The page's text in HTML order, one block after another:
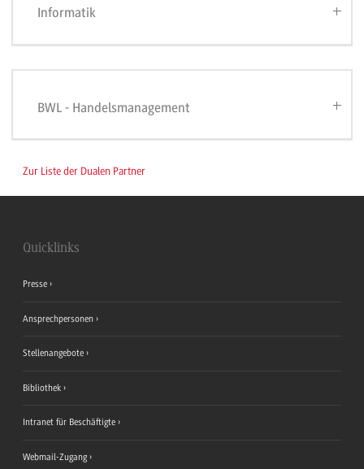
Informatik
BWL - Handelsmanagement
Zur Liste der Dualen Partner
Quicklinks
Presse
Ansprechpersonen
Stellenangebote
Bibliothek
Intranet für Beschäftigte
Webmail-Zugang